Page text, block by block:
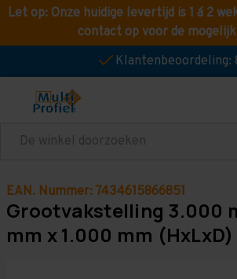
Let op: Onze huidige levertijd is 1 á 2
contact op voor de
Klantenbeoordeling:
Zoeken
EAN. Nummer: 7434615866851
Grootvakstelling 3.000
mm x 1.000 mm